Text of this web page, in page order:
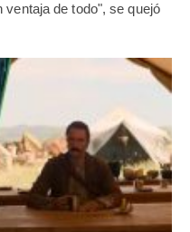
de todo", se quejó